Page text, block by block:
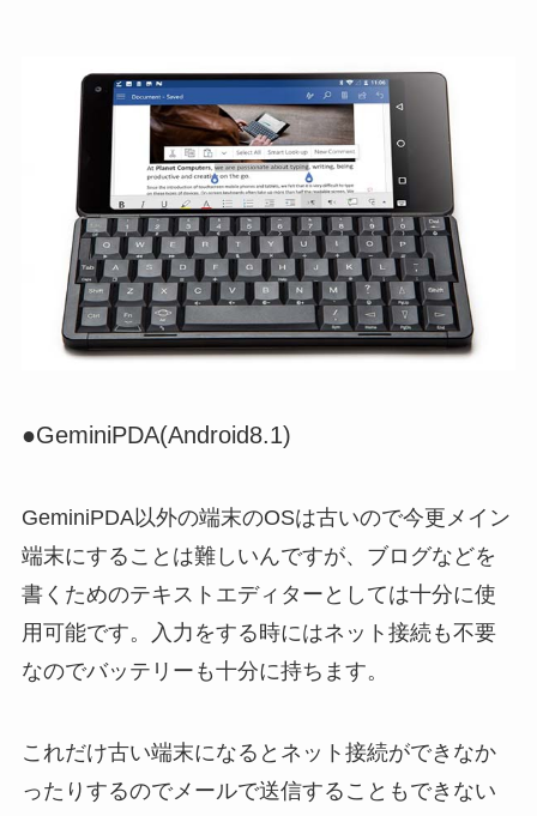
●GeminiPDA(Android8.1)
GeminiPDA以外の端末のOSは古いので今更メイン
端末にすることは難しいんですが、ブログなどを
書くためのテキストエディターとしては十分に使
用可能です。入力をする時にはネット接続も不要
なのでバッテリーも十分に持ちます。
これだけ古い端末になるとネット接続ができなか
ったりするのでメールで送信することもできない